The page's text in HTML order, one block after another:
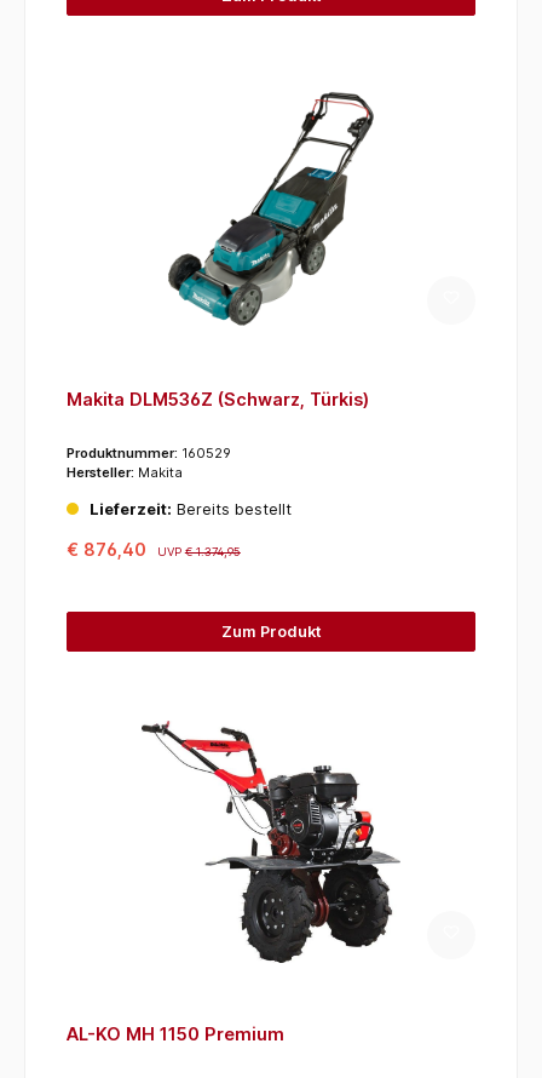
Makita DLM536Z (Schwarz, Türkis)
Produktnummer: 160529
Hersteller: Makita
Lieferzeit: Bereits bestellt
€ 876,40 UVP€ 1.374,95
Zum Produkt
AL-KO MH 1150 Premium